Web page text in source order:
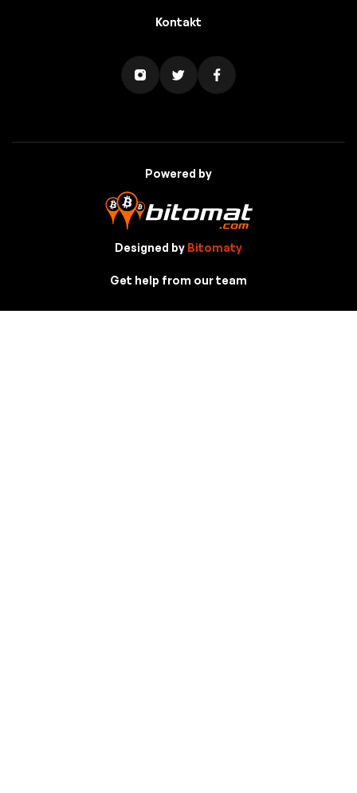
Kontakt
Powered by
Designed by Bitomaty
Get help from our team